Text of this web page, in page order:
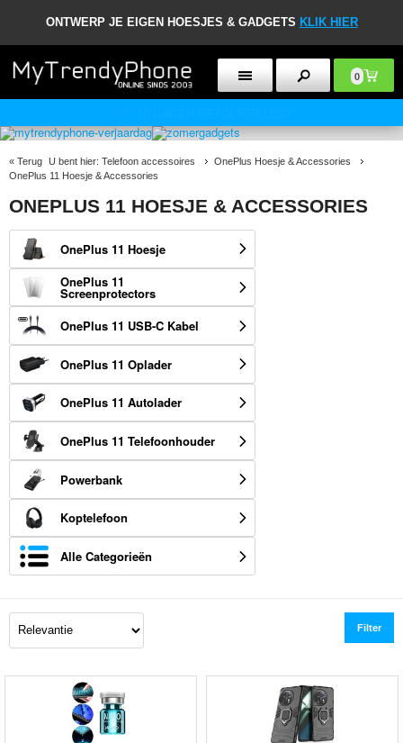
ONTWERP JE EIGEN HOESJES & GADGETS KLIK HIER
0
« Terug U bent hier: Telefoon accessoires
OnePlus Hoesje & Accessories
OnePlus 11 Hoesje & Accessories
ONEPLUS 11 HOESJE & ACCESSORIES
OnePlus 11 Hoesje
OnePlus 11
Screenprotectors
OnePlus 11 USB-C Kabel
OnePlus 11 Oplader
OnePlus 11 Autolader
OnePlus 11 Telefoonhouder
Powerbank
Koptelefoon
Alle Categorieën
Filter